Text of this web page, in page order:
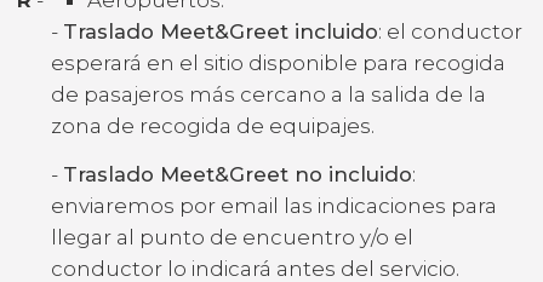
- Traslado Meet&Greet incluido: el conductor
esperará en el sitio disponible para recogida
de pasajeros más cercano a la salida de la
zona de recogida de equipajes.
- Traslado Meet&Greet no incluido:
enviaremos por email las indicaciones para
llegar al punto de encuentro y/o el
conductor lo indicará antes del servicio.